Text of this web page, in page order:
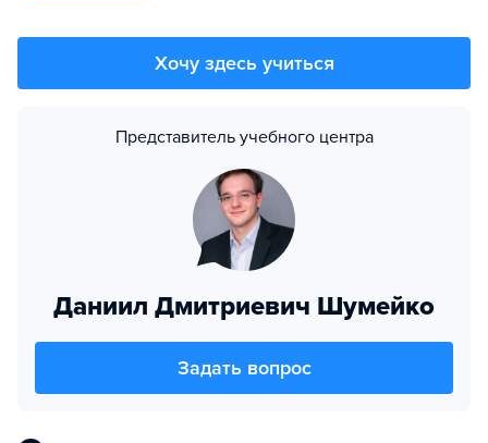
Хочу здесь учиться
Представитель учебного центра
Даниил Дмитриевич Шумейко
Задать вопрос